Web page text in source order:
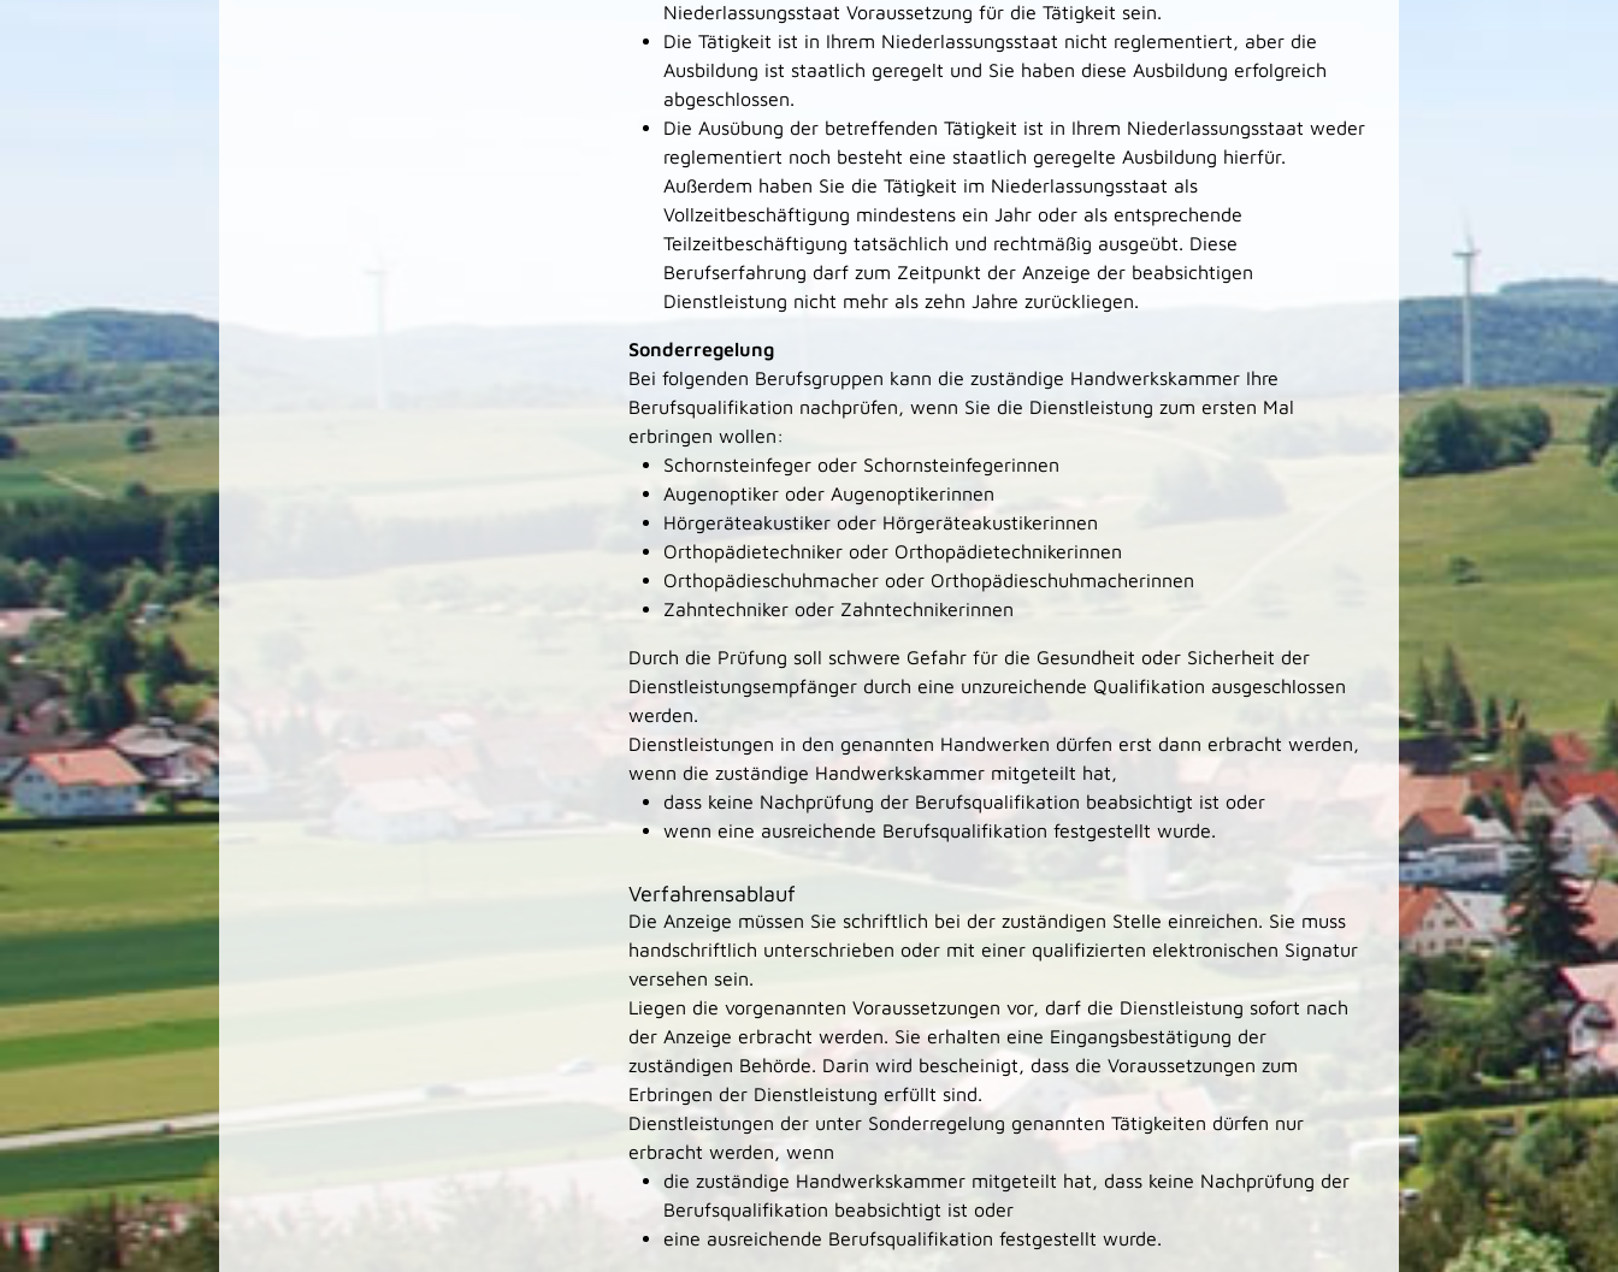
Niederlassungsstaat Voraussetzung für die Tätigkeit sein.
Die Tätigkeit ist in Ihrem Niederlassungsstaat nicht reglementiert, aber die
Ausbildung ist staatlich geregelt und Sie haben diese Ausbildung erfolgreich
abgeschlossen.
Die Ausübung der betreffenden Tätigkeit ist in Ihrem Niederlassungsstaat weder
reglementiert noch besteht eine staatlich geregelte Ausbildung hierfür.
Außerdem haben Sie die Tätigkeit im Niederlassungsstaat als
Vollzeitbeschäftigung mindestens ein Jahr oder als entsprechende
Teilzeitbeschäftigung tatsächlich und rechtmäßig ausgeübt. Diese
Berufserfahrung darf zum Zeitpunkt der Anzeige der beabsichtigen
Dienstleistung nicht mehr als zehn Jahre zurückliegen.
Sonderregelung
Bei folgenden Berufsgruppen kann die zuständige Handwerkskammer Ihre
Berufsqualifikation nachprüfen, wenn Sie die Dienstleistung zum ersten Mal
erbringen wollen:
Schornsteinfeger oder Schornsteinfegerinnen
Augenoptiker oder Augenoptikerinnen
Hörgeräteakustiker oder Hörgeräteakustikerinnen
Orthopädietechniker oder Orthopädietechnikerinnen
Orthopädieschuhmacher oder Orthopädieschuhmacherinnen
Zahntechniker oder Zahntechnikerinnen
Durch die Prüfung soll schwere Gefahr für die Gesundheit oder Sicherheit der
Dienstleistungsempfänger durch eine unzureichende Qualifikation ausgeschlossen
werden.
Dienstleistungen in den genannten Handwerken dürfen erst dann erbracht werden,
wenn die zuständige Handwerkskammer mitgeteilt hat,
dass keine Nachprüfung der Berufsqualifikation beabsichtigt ist oder
wenn eine ausreichende Berufsqualifikation festgestellt wurde.
Verfahrensablauf
Die Anzeige müssen Sie schriftlich bei der zuständigen Stelle einreichen. Sie muss
handschriftlich unterschrieben oder mit einer qualifizierten elektronischen Signatur
versehen sein.
Liegen die vorgenannten Voraussetzungen vor, darf die Dienstleistung sofort nach
der Anzeige erbracht werden. Sie erhalten eine Eingangsbestätigung der
zuständigen Behörde. Darin wird bescheinigt, dass die Voraussetzungen zum
Erbringen der Dienstleistung erfüllt sind.
Dienstleistungen der unter Sonderregelung genannten Tätigkeiten dürfen nur
erbracht werden, wenn
die zuständige Handwerkskammer mitgeteilt hat, dass keine Nachprüfung der
Berufsqualifikation beabsichtigt ist oder
eine ausreichende Berufsqualifikation festgestellt wurde.